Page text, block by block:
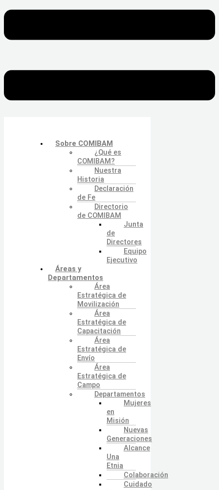
Sobre COMIBAM
¿Qué es
COMIBAM?
Nuestra
Historia
Declaración
de Fe
Directorio
de COMIBAM
Junta
de
Directores
Equipo
Ejecutivo
Áreas y
Departamentos
Área
Estratégica de
Movilización
Área
Estratégica de
Capacitación
Área
Estratégica de
Envío
Área
Estratégica de
Campo
Departamentos
Mujeres
en
Misión
Nuevas
Generaciones
Alcance
Una
Etnia
Colaboración
Cuidado